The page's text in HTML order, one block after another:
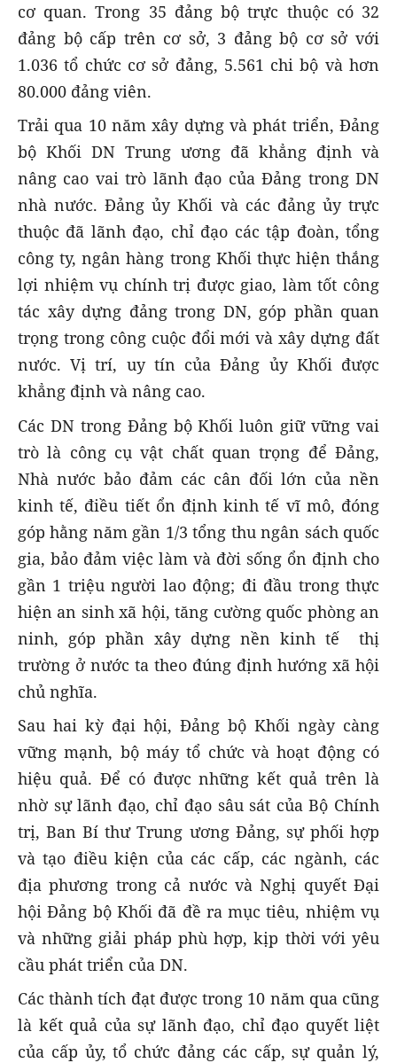
cơ quan. Trong 35 đảng bộ trực thuộc có 32
đảng bộ cấp trên cơ sở, 3 đảng bộ cơ sở với
1.036 tổ chức cơ sở đảng, 5.561 chi bộ và hơn
80.000 đảng viên.
Trải qua 10 năm xây dựng và phát triển, Đảng
bộ Khối DN Trung ương đã khẳng định và
nâng cao vai trò lãnh đạo của Đảng trong DN
nhà nước. Đảng ủy Khối và các đảng ủy trực
thuộc đã lãnh đạo, chỉ đạo các tập đoàn, tổng
công ty, ngân hàng trong Khối thực hiện thắng
lợi nhiệm vụ chính trị được giao, làm tốt công
tác xây dựng đảng trong DN, góp phần quan
trọng trong công cuộc đổi mới và xây dựng đất
nước. Vị trí, uy tín của Đảng ủy Khối được
khẳng định và nâng cao.
Các DN trong Đảng bộ Khối luôn giữ vững vai
trò là công cụ vật chất quan trọng để Đảng,
Nhà nước bảo đảm các cân đối lớn của nền
kinh tế, điều tiết ổn định kinh tế vĩ mô, đóng
góp hằng năm gần 1/3 tổng thu ngân sách quốc
gia, bảo đảm việc làm và đời sống ổn định cho
gần 1 triệu người lao động; đi đầu trong thực
hiện an sinh xã hội, tăng cường quốc phòng an
ninh, góp phần xây dựng nền kinh tế thị
trường ở nước ta theo đúng định hướng xã hội
chủ nghĩa.
Sau hai kỳ đại hội, Đảng bộ Khối ngày càng
vững mạnh, bộ máy tổ chức và hoạt động có
hiệu quả. Để có được những kết quả trên là
nhờ sự lãnh đạo, chỉ đạo sâu sát của Bộ Chính
trị, Ban Bí thư Trung ương Đảng, sự phối hợp
và tạo điều kiện của các cấp, các ngành, các
địa phương trong cả nước và Nghị quyết Đại
hội Đảng bộ Khối đã đề ra mục tiêu, nhiệm vụ
và những giải pháp phù hợp, kịp thời với yêu
cầu phát triển của DN.
Các thành tích đạt được trong 10 năm qua cũng
là kết quả của sự lãnh đạo, chỉ đạo quyết liệt
của cấp ủy, tổ chức đảng các cấp, sự quản lý,